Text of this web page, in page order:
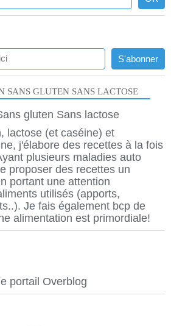
SANS GLUTEN SANS LACTOSE
lactose (et caséine) et
j'élabore des recettes à la fois
plusieurs maladies auto
proposer des recettes un
portant une attention
utilisés (apports,
Je fais également bcp de
alimentation est primordiale!
portail Overblog